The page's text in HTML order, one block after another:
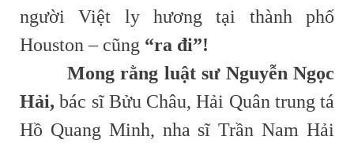
người Việt ly hương tại thành phố
Houston – cũng “ra đi”!
Mong rằng luật sư Nguyễn Ngọc
Hải, bác sĩ Bửu Châu, Hải Quân trung tá
Hồ Quang Minh, nha sĩ Trần Nam Hải